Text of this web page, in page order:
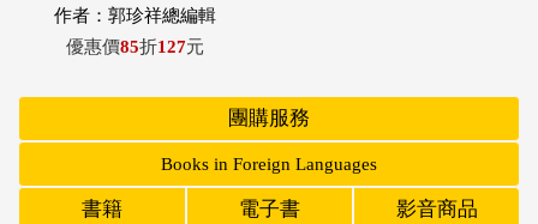
作者：郭珍祥總編輯
優惠價85折127元
團購服務
Books in Foreign Languages
書籍 電子書 影音商品